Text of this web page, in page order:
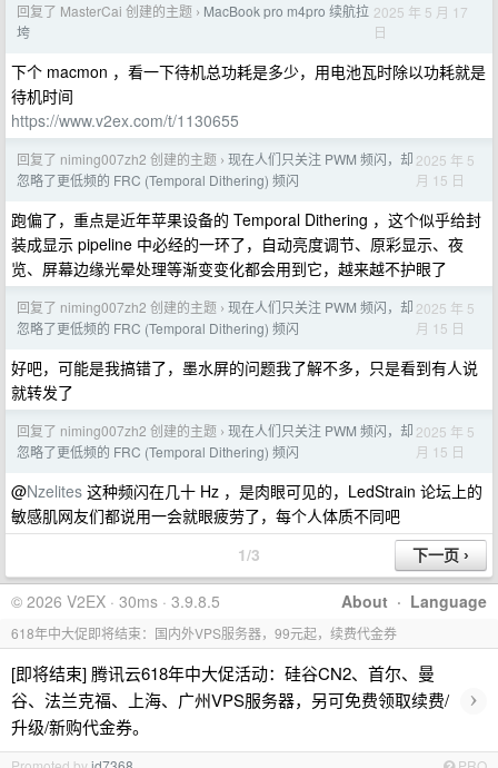
回复了 MasterCai 创建的主题 › MacBook pro m4pro 续航拉
垮
2025 年 5 月 17
日
下个 macmon ，看一下待机总功耗是多少，用电池瓦时除以功耗就是
待机时间
https://www.v2ex.com/t/1130655
回复了 niming007zh2 创建的主题 › 现在人们只关注 PWM 频闪，却
忽略了更低频的 FRC (Temporal Dithering) 频闪
2025 年 5
月 15 日
跑偏了，重点是近年苹果设备的 Temporal Dithering ，这个似乎给封
装成显示 pipeline 中必经的一环了，自动亮度调节、原彩显示、夜
览、屏幕边缘光晕处理等渐变变化都会用到它，越来越不护眼了
回复了 niming007zh2 创建的主题 › 现在人们只关注 PWM 频闪，却
忽略了更低频的 FRC (Temporal Dithering) 频闪
2025 年 5
月 15 日
好吧，可能是我搞错了，墨水屏的问题我了解不多，只是看到有人说
就转发了
回复了 niming007zh2 创建的主题 › 现在人们只关注 PWM 频闪，却
忽略了更低频的 FRC (Temporal Dithering) 频闪
2025 年 5
月 15 日
@Nzelites 这种频闪在几十 Hz ，是肉眼可见的，LedStrain 论坛上的
敏感肌网友们都说用一会就眼疲劳了，每个人体质不同吧
1/3
About · Language
© 2026 V2EX · 30ms · 3.9.8.5
618年中大促即将结束：国内外VPS服务器，99元起，续费代金券
[即将结束] 腾讯云618年中大促活动：硅谷CN2、首尔、曼
谷、法兰克福、上海、广州VPS服务器，另可免费领取续费/
升级/新购代金券。
›